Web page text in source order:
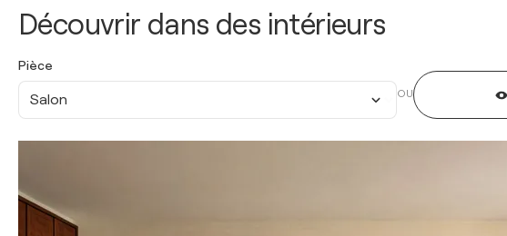
Découvrir dans des intérieurs
Pièce
Salon OU